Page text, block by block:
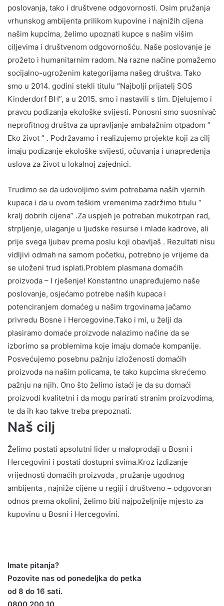
poslovanja, tako i društvene odgovornosti. Osim pružanja
vrhunskog ambijenta prilikom kupovine i najnižih cijena
našim kupcima, želimo upoznati kupce s našim višim
ciljevima i društvenom odgovornošću. Naše poslovanje je
prožeto i humanitarnim radom. Na razne načine pomažemo
socijalno-ugroženim kategorijama našeg društva. Tako
smo u 2014. godini stekli titulu “Najbolji prijatelj SOS
Kinderdorf BH”, a u 2015. smo i nastavili s tim. Djelujemo i
pravcu podizanja ekološke svijesti. Ponosni smo suosnivač
neprofitnog društva za upravljanje ambalažnim otpadom ”
Eko život ” . Podržavamo i realizujemo projekte koji za cilj
imaju podizanje ekološke svijesti, očuvanja i unapređenja
uslova za život u lokalnoj zajednici.
Trudimo se da udovoljimo svim potrebama naših vjernih
kupaca i da u ovom teškim vremenima zadržimo titulu ”
kralj dobrih cijena” .Za uspjeh je potreban mukotrpan rad,
strpljenje, ulaganje u ljudske resurse i mlade kadrove, ali
prije svega ljubav prema poslu koji obavljaš . Rezultati nisu
vidljivi odmah na samom početku, potrebno je vrijeme da
se uloženi trud isplati.Problem plasmana domaćih
proizvoda – I rješenje! Konstantno unapređujemo naše
poslovanje, osjećamo potrebe naših kupaca i
potenciranjem domaćeg u našim trgovinama jačamo
privredu Bosne i Hercegovine.Tako i mi, u želji da
plasiramo domaće proizvode nalazimo načine da se
izborimo sa problemima koje imaju domaće kompanije.
Posvećujemo posebnu pažnju izloženosti domaćih
proizvoda na našim policama, te tako kupcima skrećemo
pažnju na njih. Ono što želimo istaći je da su domaći
proizvodi kvalitetni i da mogu parirati stranim proizvodima,
te da ih kao takve treba prepoznati.
Naš cilj
Želimo postati apsolutni lider u maloprodaji u Bosni i
Hercegovini i postati dostupni svima.Kroz izdizanje
vrijednosti domaćih proizvoda , pružanje ugodnog
ambijenta , najniže cijene u regiji i društveno – odgovoran
odnos prema okolini, želimo biti najpoželjnije mjesto za
kupovinu u Bosni i Hercegovini.
Imate pitanja?
Pozovite nas od ponedeljka do petka
od 8 do 16 sati.